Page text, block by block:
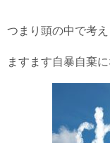
つまり頭の中で考え
ますます自暴自棄